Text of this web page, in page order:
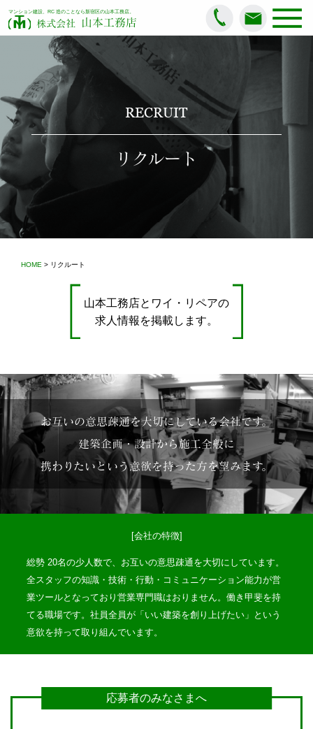
マンション建設、RC 造のことなら新宿区の山本工務店。
株式会社 山本工務店
RECRUIT
リクルート
HOME > リクルート
山本工務店とワイ・リペアの
求人情報を掲載します。
お互いの意思疎通を大切にしている会社です。
建築企画・設計から施工全般に
携わりたいという意欲を持った方を望みます。
[会社の特徴]
総勢 20名の少人数で、お互いの意思疎通を大切にしています。
全スタッフの知識・技術・行動・コミュニケーション能力が営
業ツールとなっており営業専門職はおりません。働き甲斐を持
てる職場です。社員全員が「いい建築を創り上げたい」という
意欲を持って取り組んでいます。
応募者のみなさまへ